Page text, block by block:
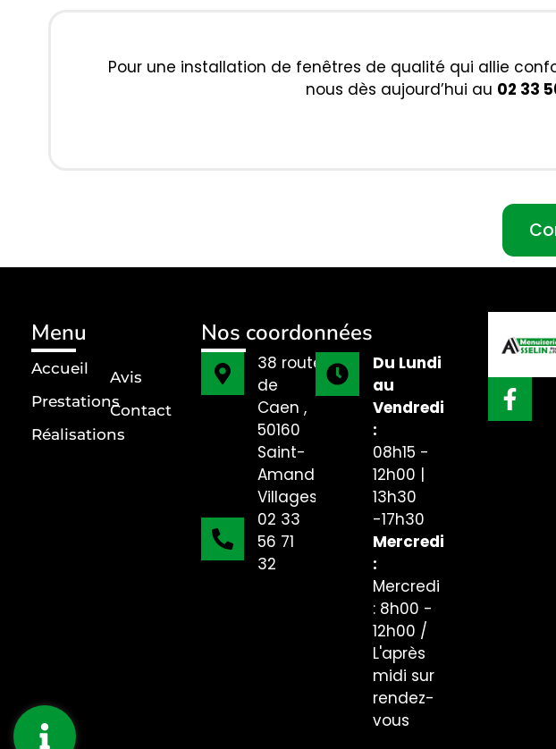
Pour une installation de fenêtres de qualité qui allie
nous dès aujourd’hui au 02 33
Menu
Accueil
Prestations
Réalisations
Avis
Contact
Nos coordonnées
38 route
de
Caen ,
50160
Saint-
Amand-
Villages
02 33
56 71
32
Du Lundi
au
Vendredi
:
08h15 -
12h00 |
13h30
-17h30
Mercredi
:
Mercredi
: 8h00 -
12h00 /
L'après
midi sur
rendez-
vous